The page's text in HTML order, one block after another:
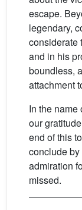
escape.
legendary,
considerate
and in his
boundless,
attachment
In the name
our
end of this
conclude
admiration
missed.